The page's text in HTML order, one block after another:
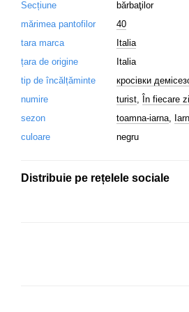
Seсțiune
bărbaţilor
mărimea pantofilor
40
tara marca
Italia
țara de origine
Italia
tip de încălțăminte
кросівки
numire
turist, În fiecare zi
sezon
toamna-iarna,
culoare
negru
Distribuie pe rețelele sociale